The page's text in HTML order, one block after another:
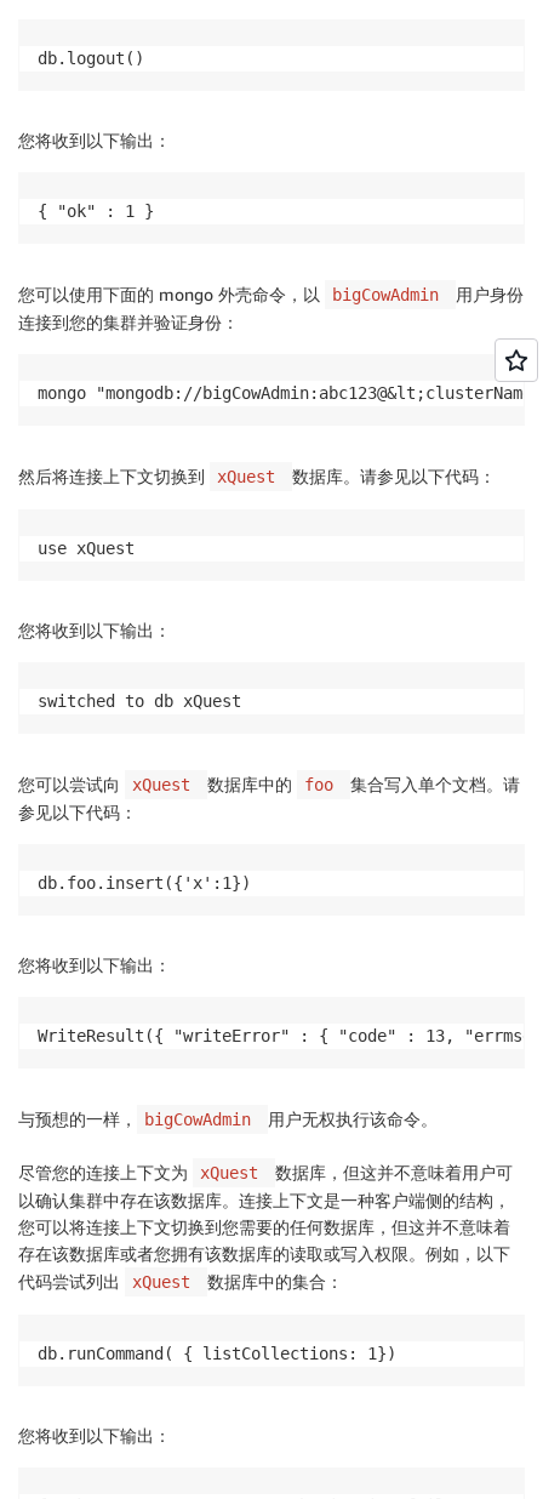
db.logout()
您将收到以下输出：
{ "ok" : 1 }
您可以使用下面的 mongo 外壳命令，以 bigCowAdmin
用户身份
连接到您的集群并验证身份：
mongo "mongodb://
然后将连接上下文切换到 xQuest 数据库。请参见以下代码：
use xQuest
您将收到以下输出：
switched to db xQuest
您可以尝试向 xQuest 数据库中的 foo
集合写入单个文档。请
参见以下代码：
db.foo.insert({'x':1})
您将收到以下输出：
WriteResult({ "writeError" : { "code" : 13,
与预想的一样， bigCowAdmin 用户无权执行该命令。
尽管您的连接上下文为 xQuest
数据库，但这并不意味着用户可
以确认集群中存在该数据库。连接上下文是一种客户端侧的结构，
您可以将连接上下文切换到您需要的任何数据库，但这并不意味着
存在该数据库或者您拥有该数据库的读取或写入权限。例如，以下
代码尝试列出
xQuest 数据库中的集合：
db.runCommand( { listCollections: 1})
您将收到以下输出：